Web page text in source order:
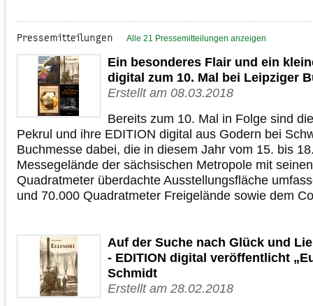
Pressemitteilungen Alle 21 Pressemitteilungen anzeigen
Ein besonderes Flair und ein
digital zum 10. Mal bei Leipziger
Erstellt am 08.03.2018
Bereits zum 10. Mal in Folge sind
Pekrul und ihre EDITION digital aus Godern bei
Buchmesse dabei, die in diesem Jahr vom 15. bis
Messegelände der sächsischen Metropole mit
Quadratmeter überdachte Ausstellungsfläche
und 70.000 Quadratmeter Freigelände sowie dem
Auf der Suche nach Glück und
- EDITION digital veröffentlicht
Schmidt
Erstellt am 28.02.2018